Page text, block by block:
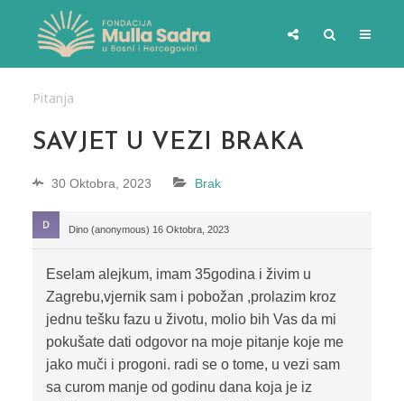
Pitanja
SAVJET U VEZI BRAKA
30 Oktobra, 2023 Brak
Dino (anonymous) 16 Oktobra, 2023
Eselam alejkum, imam 35godina i živim u
Zagrebu,vjernik sam i pobožan ,prolazim kroz
jednu tešku fazu u životu, molio bih Vas da mi
pokušate dati odgovor na moje pitanje koje me
jako muči i progoni. radi se o tome, u vezi sam
sa curom manje od godinu dana koja je iz